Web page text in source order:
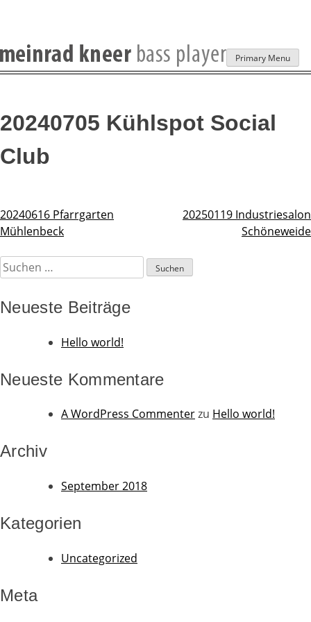
Skip
to
Primary Menu
20240705 Kühlspot Social
Club
Beitragsnavigation
20240616 Pfarrgarten
Mühlenbeck
20250119 Industriesalon
Schöneweide
Suchen
nach:
Neueste Beiträge
Hello world!
Neueste Kommentare
A WordPress Commenterzu Hello world!
Archiv
September 2018
Kategorien
Uncategorized
Meta